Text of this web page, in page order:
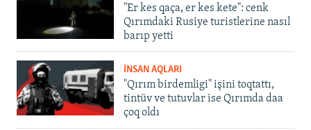
"Er kes qaça, er kes kete": cenk
Qırımdaki Rusiye turistlerine nasıl
barıp yetti
İNSAN AQLARI
"Qırım birdemligi" işini toqtattı,
tintüv ve tutuvlar ise Qırımda daa
çoq oldı